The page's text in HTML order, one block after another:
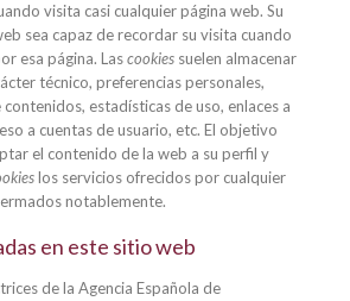
visita casi cualquier página web. Su
sea capaz de recordar su visita cuando
esa página. Lascookiessuelen almacenar
técnico, preferencias personales,
estadísticas de uso, enlaces a
a cuentas de usuario, etc. El objetivo
el contenido de la web a su perfil y
los servicios ofrecidos por cualquier
notablemente.
en este sitio web
de la Agencia Española de